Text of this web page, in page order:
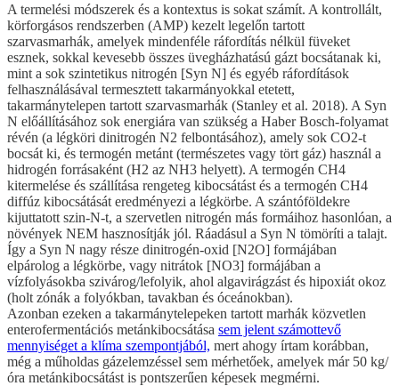
A termelési módszerek és a kontextus is sokat számít. A kontrollált,
körforgásos rendszerben (AMP) kezelt legelőn tartott
szarvasmarhák, amelyek mindenféle ráfordítás nélkül füveket
esznek, sokkal kevesebb összes üvegházhatású gázt bocsátanak ki,
mint a sok szintetikus nitrogén [Syn N] és egyéb ráfordítások
felhasználásával termesztett takarmányokkal etetett,
takarmánytelepen tartott szarvasmarhák (Stanley et al. 2018). A Syn
N előállításához sok energiára van szükség a Haber Bosch-folyamat
révén (a légköri dinitrogén N2 felbontásához), amely sok CO2-t
bocsát ki, és termogén metánt (természetes vagy tört gáz) használ a
hidrogén forrásaként (H2 az NH3 helyett). A termogén CH4
kitermelése és szállítása rengeteg kibocsátást és a termogén CH4
diffúz kibocsátását eredményezi a légkörbe. A szántóföldekre
kijuttatott szin-N-t, a szervetlen nitrogén más formáihoz hasonlóan, a
növények NEM hasznosítják jól. Ráadásul a Syn N tömöríti a talajt.
Így a Syn N nagy része dinitrogén-oxid [N2O] formájában
elpárolog a légkörbe, vagy nitrátok [NO3] formájában a
vízfolyásokba szivárog/lefolyik, ahol algavirágzást és hipoxiát okoz
(holt zónák a folyókban, tavakban és óceánokban).
Azonban ezeken a takarmánytelepeken tartott marhák közvetlen
enterofermentációs metánkibocsátása sem jelent számottevő
mennyiséget a klíma szempontjából, mert ahogy írtam korábban,
még a műholdas gázelemzéssel sem mérhetőek, amelyek már 50 kg/
óra metánkibocsátást is pontszerűen képesek megmérni.